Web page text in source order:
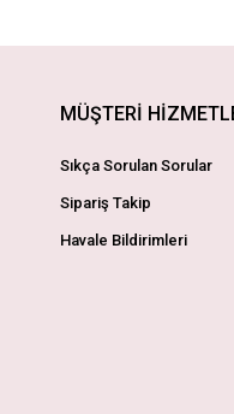
MÜŞTERİ
Sıkça Sorulan Sorular
Sipariş Takip
Havale Bildirimleri